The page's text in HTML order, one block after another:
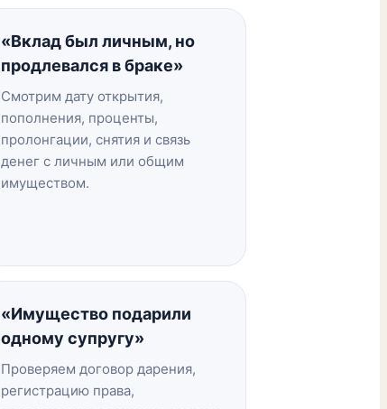
«Вклад был личным, но
продлевался в браке»
Смотрим дату открытия,
пополнения, проценты,
пролонгации, снятия и связь
денег с личным или общим
имуществом.
«Имущество подарили
одному супругу»
Проверяем договор дарения,
регистрацию права,